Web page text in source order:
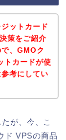
ットカード
策をご紹介
、GMOク
トカードが使
考にしてい
が、今、こ
ド VPSの商品